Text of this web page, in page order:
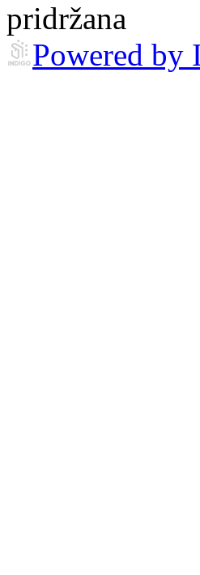
pridržana
Powered by